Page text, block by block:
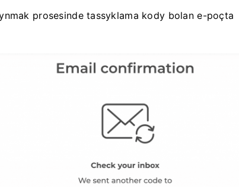
prosesinde tassyklama kody bolan e-poçta